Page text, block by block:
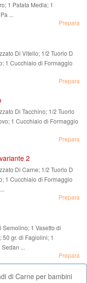
1 Patata Media; 1
...
Prepara
Di Vitello; 1/2 Tuorlo D
1 Cucchiaio di Formaggio
Prepara
Di Tacchino; 1/2 Tuorlo
1 Cucchiaio di Formaggio
Prepara
2
Di Carne; 1/2 Tuorlo D
1 Cucchiaio di Formaggio
Prepara
Semolino; 1 Vasetto di
gr. di Fagiolini; 1
...
Prepara
di Carne per bambini